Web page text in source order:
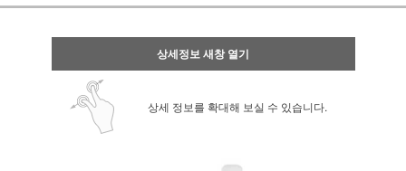
상세정보 새창 열기
상세 정보를 확대해 보실 수 있습니다.